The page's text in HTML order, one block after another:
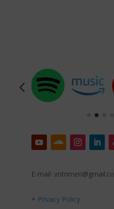
E-mail:
+ Privacy Policy